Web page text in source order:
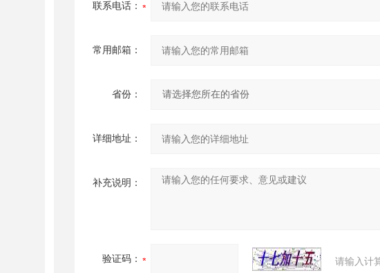
联系电话：
常用邮箱：
省份：
详细地址：
补充说明：
验证码：
请输入计